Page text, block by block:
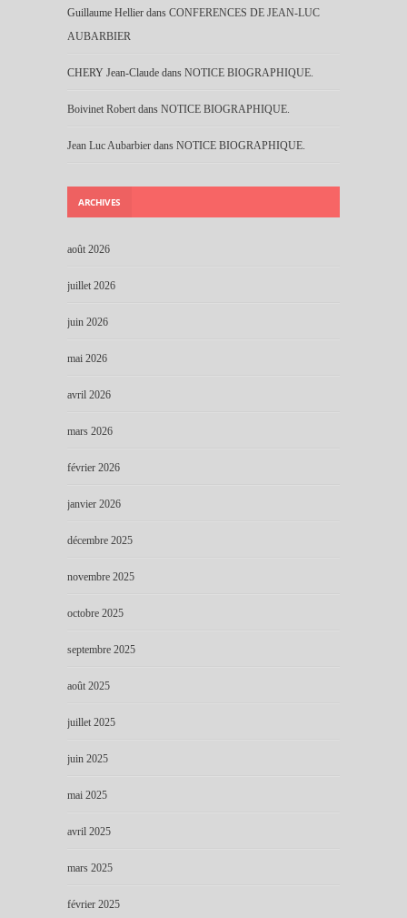
Guillaume Hellier dans CONFERENCES DE JEAN-LUC
AUBARBIER
CHERY Jean-Claude dans NOTICE BIOGRAPHIQUE.
Boivinet Robert dans NOTICE BIOGRAPHIQUE.
Jean Luc Aubarbier dans NOTICE BIOGRAPHIQUE.
ARCHIVES
août 2026
juillet 2026
juin 2026
mai 2026
avril 2026
mars 2026
février 2026
janvier 2026
décembre 2025
novembre 2025
octobre 2025
septembre 2025
août 2025
juillet 2025
juin 2025
mai 2025
avril 2025
mars 2025
février 2025